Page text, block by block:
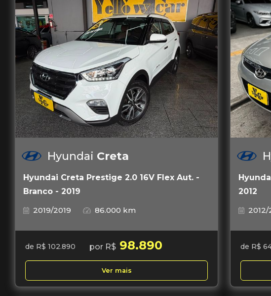
Hyundai Creta
Hyundai Creta Prestige 2.0 16V Flex Aut. -
Branco - 2019
2019/2019
86.000 km
de R$ 102.890 por R$ 98.890
Ver mais
2012
2012/
de R$